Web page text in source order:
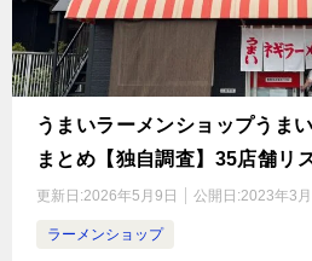
うまいラーメンショップうま
まとめ【独自調査】35店舗リ
更新日:2026年5月9日 公開日:2023年3
ラーメンショップ